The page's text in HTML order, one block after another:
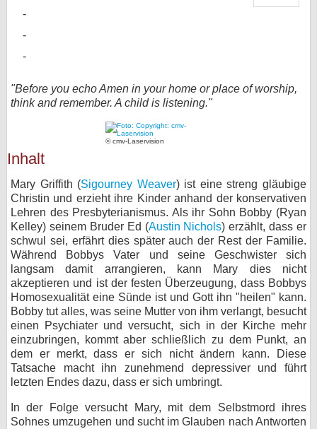
"Before you echo Amen in your home or place of worship,
think and remember. A child is listening."
© cmv-Laservision
Inhalt
Mary Griffith (Sigourney Weaver) ist eine streng gläubige
Christin und erzieht ihre Kinder anhand der konservativen
Lehren des Presbyterianismus. Als ihr Sohn Bobby (Ryan
Kelley) seinem Bruder Ed (Austin Nichols) erzählt, dass er
schwul sei, erfährt dies später auch der Rest der Familie.
Während Bobbys Vater und seine Geschwister sich
langsam damit arrangieren, kann Mary dies nicht
akzeptieren und ist der festen Überzeugung, dass Bobbys
Homosexualität eine Sünde ist und Gott ihn "heilen" kann.
Bobby tut alles, was seine Mutter von ihm verlangt, besucht
einen Psychiater und versucht, sich in der Kirche mehr
einzubringen, kommt aber schließlich zu dem Punkt, an
dem er merkt, dass er sich nicht ändern kann. Diese
Tatsache macht ihn zunehmend depressiver und führt
letzten Endes dazu, dass er sich umbringt.
In der Folge versucht Mary, mit dem Selbstmord ihres
Sohnes umzugehen und sucht im Glauben nach Antworten
Forum
bei Facebook
Kontakt
Nutzungsbedingungen
Datenschutz
Cookie-Einstellungen
Impressum
Desktop-Ansicht
myFanbase